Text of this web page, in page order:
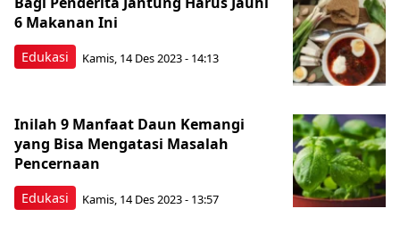
Edukasi
6 Makanan Ini
Kamis, 14 Des 2023 - 14:13
Edukasi
Inilah 9 Manfaat Daun Kemangi
yang Bisa Mengatasi Masalah
Pencernaan
Kamis, 14 Des 2023 - 13:57